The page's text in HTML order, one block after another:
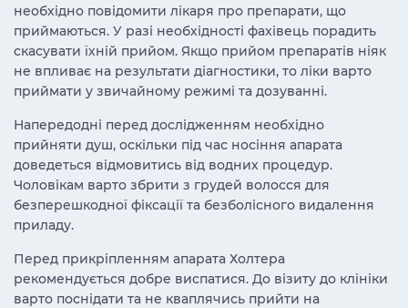
необхідно повідомити лікаря про препарати, що
приймаються. У разі необхідності фахівець порадить
скасувати їхній прийом. Якщо прийом препаратів ніяк
не впливає на результати діагностики, то ліки варто
приймати у звичайному режимі та дозуванні.
Напередодні перед дослідженням необхідно
прийняти душ, оскільки під час носіння апарата
доведеться відмовитись від водних процедур.
Чоловікам варто збрити з грудей волосся для
безперешкодної фіксації та безболісного видалення
приладу.
Перед прикріпленням апарата Холтера
рекомендується добре виспатися. До візиту до клініки
варто поснідати та не кваплячись прийти на